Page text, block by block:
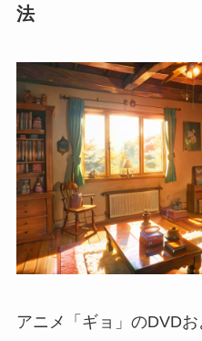
法
アニメ「ギョ」のDVD